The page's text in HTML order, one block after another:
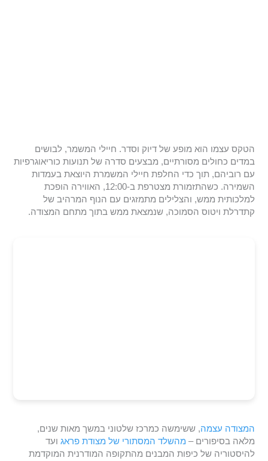
הטקס עצמו הוא מופע של דיוק וסדר. חיילי המשמר, לבושים
במדים כחולים מסורתיים, מבצעים סדרה של תנועות כוריאוגרפיות
עם רוביהם, תוך כדי החלפת חיילי המשמרת היוצאת בעמדות
השמירה. כשהתזמורת מצטרפת ב-12:00, האווירה הופכת
למלכותית ממש, והצלילים מתמזגים עם הנוף המרהיב של
קתדרלת ויטוס הסמוכה, שנמצאת ממש בתוך מתחם המצודה.
המצודה עצמה, ששימשה כמרכז שלטוני במשך מאות שנים,
מלאה בסיפורים – מהשלד המסתורי של מצודת פראג ועד
להיסטוריה של כיפות המבנים מהתקופה המודרנית המוקדמת